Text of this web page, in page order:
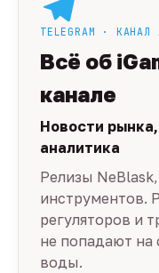
TELEGRAM · КАНАЛ
Всё об
канале
Новости
аналитика
Релизы
инструментов.
регуляторов и
не попадают на
воды.